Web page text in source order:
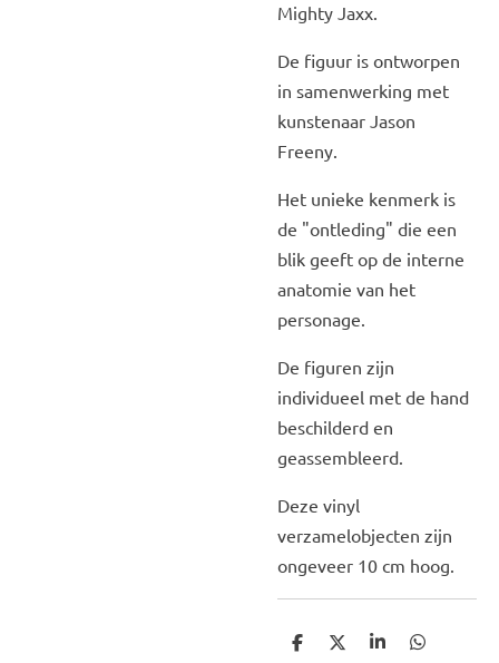
Mighty Jaxx.
De figuur is ontworpen
in samenwerking met
kunstenaar Jason
Freeny.
Het unieke kenmerk is
de "ontleding" die een
blik geeft op de interne
anatomie van het
personage.
De figuren zijn
individueel met de hand
beschilderd en
geassembleerd.
Deze vinyl
verzamelobjecten zijn
ongeveer 10 cm hoog.
D
D
S
D